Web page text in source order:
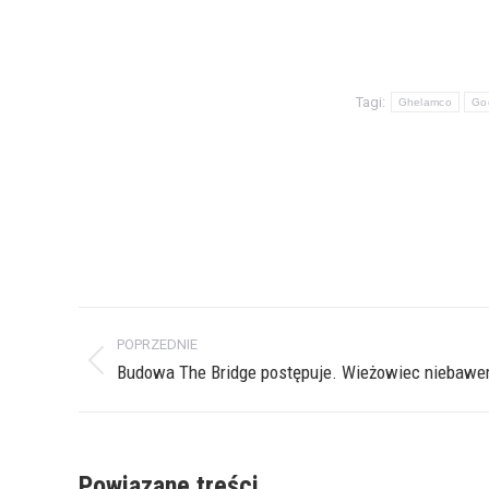
Tagi: Ghelamco
Nawigacja
wpisów
POPRZEDNIE
Poprzedni
Budowa The Bridge postępuje. Wieżowiec